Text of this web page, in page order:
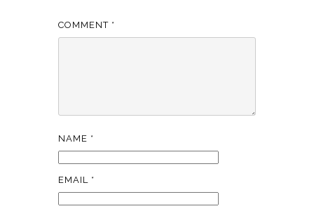
COMMENT *
NAME *
EMAIL *